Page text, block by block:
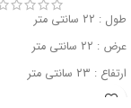
طول : ۲۲ سانتی متر
عرض : ۲۲ سانتی متر
ارتفاع : ۲۳ سانتی متر